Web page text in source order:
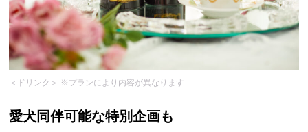
＜ドリンク＞ ※プランにより内容が異なります
愛犬同伴可能な特別企画も